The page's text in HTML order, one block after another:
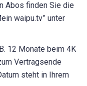
Abos finden Sie die
waipu.tv” unter
12 Monate beim 4K
Vertragsende
steht in Ihrem